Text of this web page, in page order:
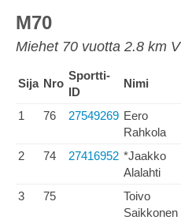
M70
Miehet 70 vuotta 2.8 km V
Sija Nro
Sportti-
ID
Nimi
1 76 27549269 Eero
Rahkola
2 74 27416952 *Jaakko
Alalahti
3 75
Toivo
Saikkonen